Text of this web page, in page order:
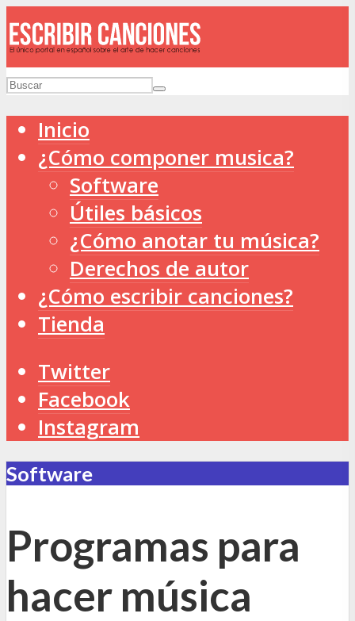
Inicio
¿Cómo componer musica?
Software
Útiles básicos
¿Cómo anotar tu música?
Derechos de autor
¿Cómo escribir canciones?
Tienda
Twitter
Facebook
Instagram
Software
Programas para
hacer música